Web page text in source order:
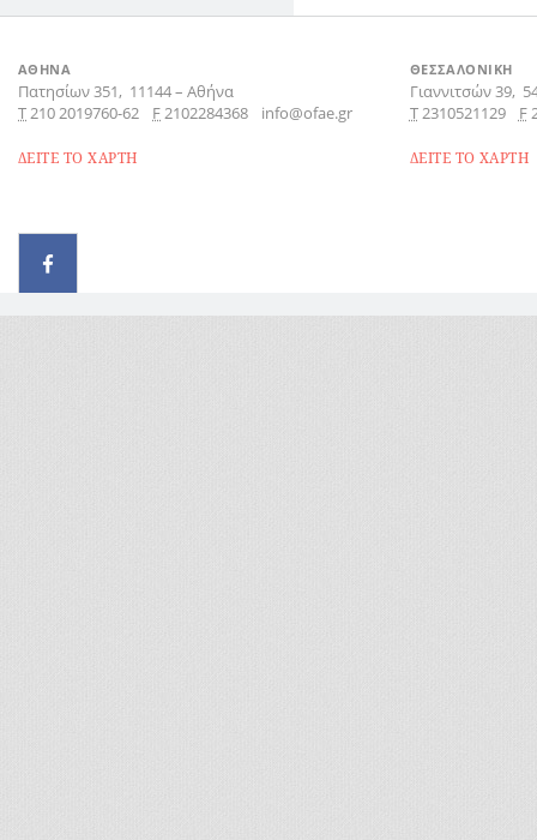
ΑΘΗΝΑ
Πατησίων 351, 11144– Αθήνα
Τ210 2019760-62 F2102284368 info@ofae.gr
ΔΕΙΤΕ ΤΟ ΧΑΡΤΗ
ΘΕΣΣΑΛΟΝΙΚΗ
Γιαννιτσών 39,
Τ2310521129 F
ΔΕΙΤΕ ΤΟ ΧΑΡΤΗ